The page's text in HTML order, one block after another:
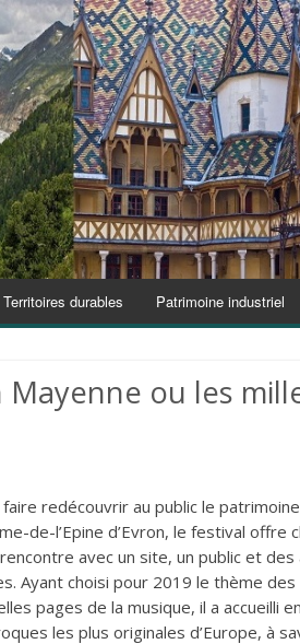
Territoires durables Patrimoine industriel
Mayenne ou les
redécouvrir au public le
de-l’Epine d’Evron, le festival offre
avec un site, un public et
Ayant choisi pour 2019 le thème des
pages de la musique, il a accueilli
les plus originales d’Europe, à